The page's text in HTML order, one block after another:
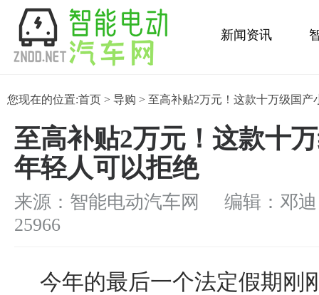
新闻资讯
您现在的位置:首页 > 导购 > 至高补贴2万元！这款十万级国产
至高补贴2万元！这款十
年轻人可以拒绝
来源：智能电动汽车网 编辑：邓迪
25966
今年的最后一个法定假期刚